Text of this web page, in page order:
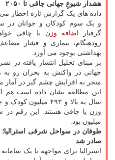
هشدار شیوعِ جهانی چاقی تا ۲۰۵۰
داده های یک گزارش تازه اخطار می
گرفتار اضافه وزن یا چاقی
زودهنگام، بیماری و فشار
بهداشتی بوجود می آورد.
جهانی در واکنش به بحران رو
منجر به افزایش چشم گیر در آمار
میلیون بود.
طوفان در سواحل شرقی استرالیا؛
صادر شد
استرالیا برای مواجهه با یک